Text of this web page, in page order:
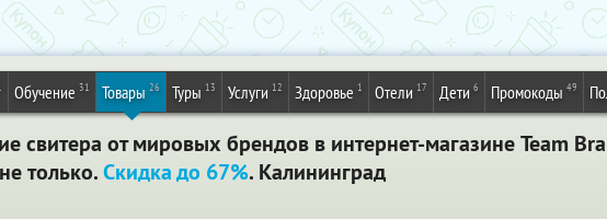
Обучение 31 Товары 26 Туры 13 Услуги 12 Здоровье 1 Отели 17 Дети 6 Промокоды 49
свитера от мировых брендов в интернет-магазине Team
только.Скидка до 67%. Калининград